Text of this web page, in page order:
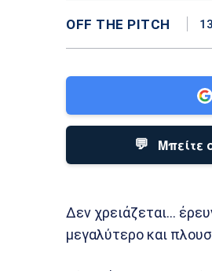
OFF THE PITCH
💬 Μπείτε
Δεν χρειάζεται…
μεγαλύτερο και